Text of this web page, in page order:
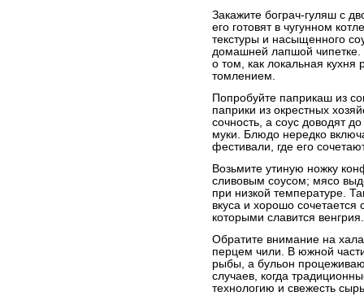
Закажите бограч-гуляш с
его готовят в чугунном
текстуры и насыщенного
домашней лапшой чипетке.
о том, как локальная
томлением.
Попробуйте паприкаш из
паприки из окрестных
сочность, а соус доводят
муки. Блюдо нередко
фестивали, где его
Возьмите утиную ножку
сливовым соусом; мясо
при низкой температуре.
вкуса и хорошо
которыми славится венгрия.
Обратите внимание на
перцем чили. В южной
рыбы, а бульон
случаев, когда
технологию и свежесть